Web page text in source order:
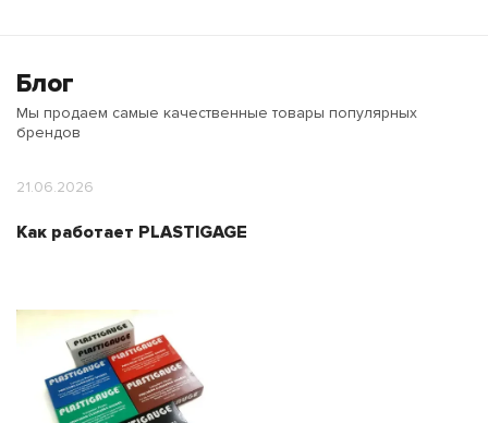
Блог
Мы продаем самые качественные товары популярных
брендов
21.06.2026
Как работает PLASTIGAGE